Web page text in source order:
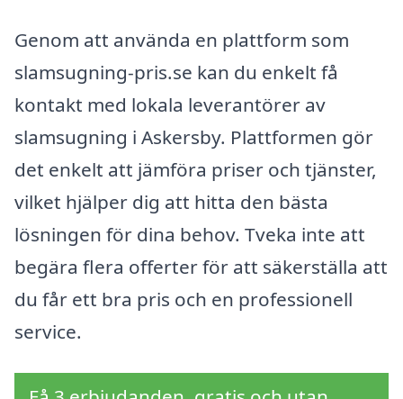
Genom att använda en plattform som
slamsugning-pris.se kan du enkelt få
kontakt med lokala leverantörer av
slamsugning i Askersby. Plattformen gör
det enkelt att jämföra priser och tjänster,
vilket hjälper dig att hitta den bästa
lösningen för dina behov. Tveka inte att
begära flera offerter för att säkerställa att
du får ett bra pris och en professionell
service.